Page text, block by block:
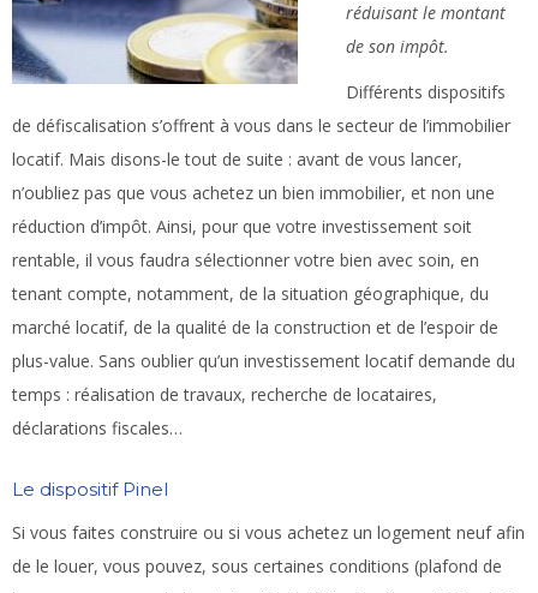
réduisant le montant
de son impôt.
Différents dispositifs
de défiscalisation s’offrent à vous dans le secteur de l’immobilier
locatif. Mais disons-le tout de suite : avant de vous lancer,
n’oubliez pas que vous achetez un bien immobilier, et non une
réduction d’impôt. Ainsi, pour que votre investissement soit
rentable, il vous faudra sélectionner votre bien avec soin, en
tenant compte, notamment, de la situation géographique, du
marché locatif, de la qualité de la construction et de l’espoir de
plus-value. Sans oublier qu’un investissement locatif demande du
temps : réalisation de travaux, recherche de locataires,
déclarations fiscales…
Le dispositif Pinel
Si vous faites construire ou si vous achetez un logement neuf afin
de le louer, vous pouvez, sous certaines conditions (plafond de